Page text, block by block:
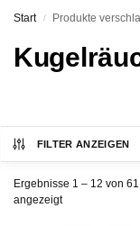
Start / Produkte
FILTER ANZEIGEN
Ergebnisse 1 – 12 von
angezeigt